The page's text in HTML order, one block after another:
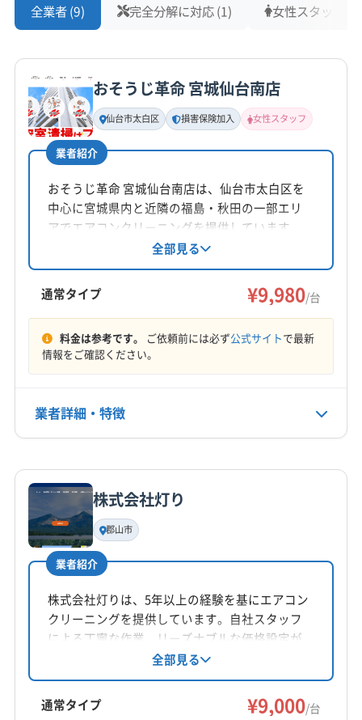
全業者 (9) 完全分解に対応 (1) 女性スタッフ在
おそうじ革命 宮城仙台南店
仙台市太白区 損害保険加入 女性スタッフ
業者紹介
おそうじ革命 宮城仙台南店は、仙台市太白区を
中心に宮城県内と近隣の福島・秋田の一部エリ
アでエアコンクリーニングを提供しています。
作業療法士の資格を持つ店長が在籍し、丁寧な
作業と心身の相談にも対応。損害保険加入済み
で、女性スタッフ同行も可能です。
全部見る
通常タイプ ¥9,980/台
料金は参考です。 ご依頼前には必ず公式サイトで最新
情報をご確認ください。
業者詳細・特徴
基本情報
代表者名
髙野恭平
所在地
宮城県仙台市太白区
対応地域
喜多方市
田村市
南相馬市 二本松市 福島市 本宮市
郡山市
相馬郡新地町
田村郡小野町
株式会社灯り
郡山市
業者紹介
株式会社灯りは、5年以上の経験を基にエアコン
クリーニングを提供しています。自社スタッフ
による丁寧な作業、リーズナブルな価格設定が
魅力です。ニオイや汚れを解消し、養生や作業
後の確認も徹底。福島県郡山市を中心に、東
北・中部エリアに対応しています。
全部見る
通常タイプ ¥9,000/台